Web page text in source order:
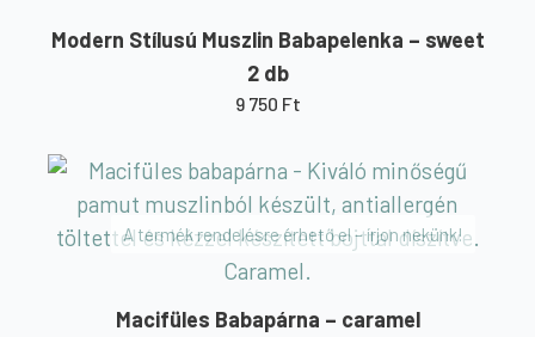
Modern Stílusú Muszlin Babapelenka – sweet
2 db
9 750 Ft
A termék rendelésre érhető el – írjon nekünk!
Macifüles Babapárna – caramel